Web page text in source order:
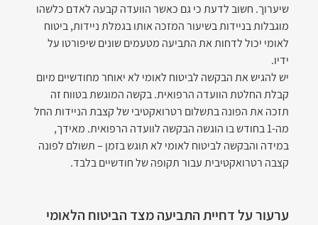
שיערוך. חשוב לדעת כי גם כאשר הוועדה קבעה לאדם כלשהו
מוגבלות בניידות בשיעור המזכה אותו בגמלת ניידות, ביטוח
לאומי יכול לדחות את התביעה מטעמים שונים שיפורטו על
ידיו.
יש להגיש את הבקשה לביטוח לאומי לא יאוחר מחודשיים מיום
קבלת החלטת הוועדה הרפואית. בקשה המוגשת בטווח זה
תזכה את הפונה בתשלום רטרואקטיבי של קצבת הניידות החל
מה-1 בחודש בו הוגשה הבקשה לוועדה הרפואית. מאידך,
במידה והבקשה לביטוח לאומי לא תוגש בזמן – תשולם לפונה
קצבה רטרואקטיבית עבור תקופה של חודשיים בלבד.
ערעור על דחיית התביעה מצד הביטוח הלאומי